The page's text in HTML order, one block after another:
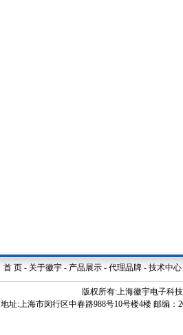
首 页- 关于徽宇- 产品展示- 代理品牌- 技术中心
版权所有:上海徽宇电子科
地址:上海市闵行区中春路988号10号楼4楼 邮编：